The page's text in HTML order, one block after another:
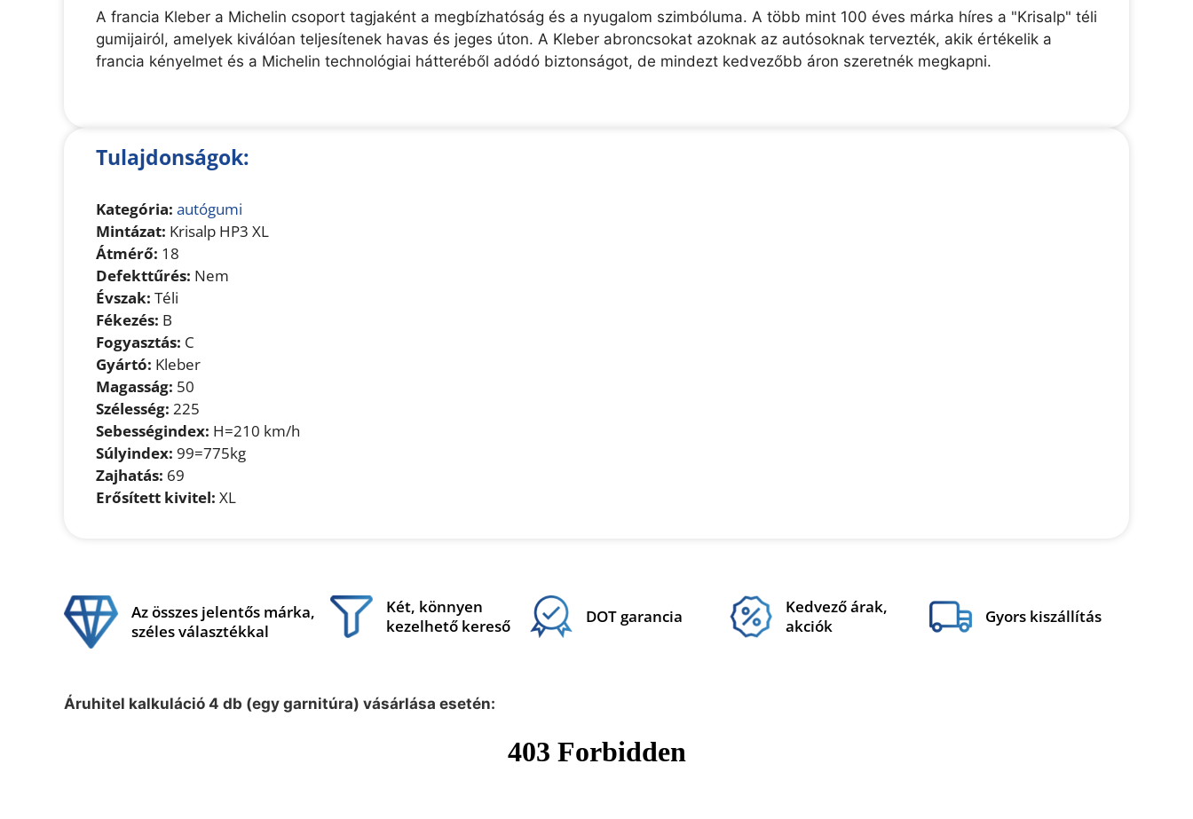
A francia Kleber a Michelin csoport tagjaként a megbízhatóság és a nyugalom szimbóluma. A több mint 100 éves márka híres a "Krisalp" téli
gumijairól, amelyek kiválóan teljesítenek havas és jeges úton. A Kleber abroncsokat azoknak az autósoknak tervezték, akik értékelik a
francia kényelmet és a Michelin technológiai hátteréből adódó biztonságot, de mindezt kedvezőbb áron szeretnék megkapni.
Tulajdonságok:
Kategória: autógumi
Mintázat: Krisalp HP3 XL
Átmérő: 18
Defekttűrés: Nem
Évszak: Téli
Fékezés: B
Fogyasztás: C
Gyártó: Kleber
Magasság: 50
Szélesség: 225
Sebességindex: H=210 km/h
Súlyindex: 99=775kg
Zajhatás: 69
Erősített kivitel: XL
Az összes jelentős márka,
széles választékkal
Két, könnyen
kezelhető kereső
DOT garancia
Kedvező árak,
akciók
Gyors kiszállítás
Áruhitel kalkuláció 4 db (egy garnitúra) vásárlása esetén: